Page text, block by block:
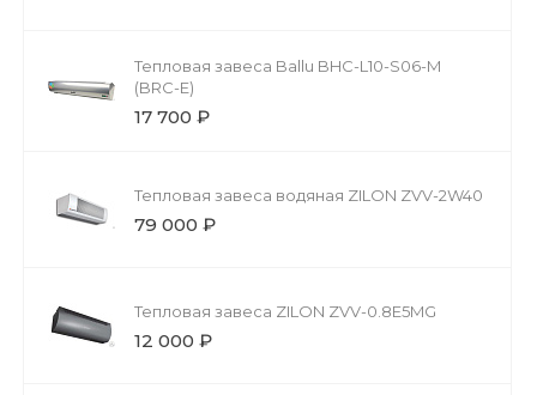
Тепловая завеса Ballu BHC-L10-S06-М
(BRC-E)
17 700 ₽
Тепловая завеса водяная ZILON ZVV-2W40
79 000 ₽
Тепловая завеса ZILON ZVV-0.8E5MG
12 000 ₽